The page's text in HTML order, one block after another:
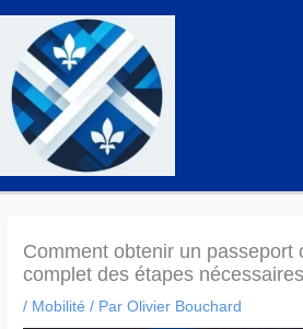
Aller
contenu
Comment obtenir un passeport
complet des étapes nécessaires
/ Mobilité / ParOlivier Bouchard